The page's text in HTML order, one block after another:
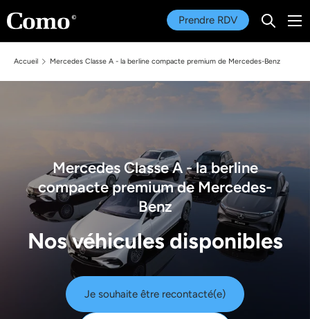
Aller au contenu
Prendre RDV
Accueil Mercedes Classe A - la berline compacte premium de Mercedes-Benz
Mercedes Classe A - la berline
compacte premium de Mercedes-
Benz
Nos véhicules disponibles
Je souhaite être recontacté(e)